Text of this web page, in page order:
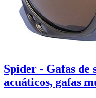
Spider - Gafas de
acuáticos, gafas